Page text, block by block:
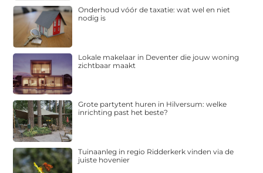
Onderhoud vóór de taxatie: wat wel en niet
nodig is
Lokale makelaar in Deventer die jouw woning
zichtbaar maakt
Grote partytent huren in Hilversum: welke
inrichting past het beste?
Tuinaanleg in regio Ridderkerk vinden via de
juiste hovenier